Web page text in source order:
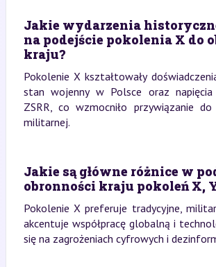
Jakie wydarzenia
na podejście pokolenia X do
kraju?
Pokolenie X kształtowały
stan wojenny w Polsce oraz napięcia
ZSRR, co wzmocniło przywiązanie do
militarnej.
Jakie są główne różnice w
obronności kraju pokoleń X,
Pokolenie X preferuje tradycyjne,
akcentuje współpracę globalną i
się na zagrożeniach cyfrowych i